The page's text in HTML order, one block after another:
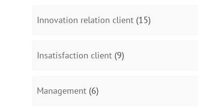
Innovation relation client(15)
Insatisfaction client(9)
Management(6)